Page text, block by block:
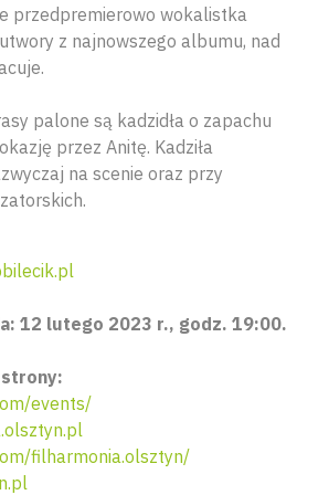
przedpremierowo wokalistka
z najnowszego albumu, nad
palone są kadzidła o zapachu
przez Anitę. Kadziła
na scenie oraz przy
12 lutego 2023 r., godz. 19:00.
strony:
events/
filharmonia.olsztyn/